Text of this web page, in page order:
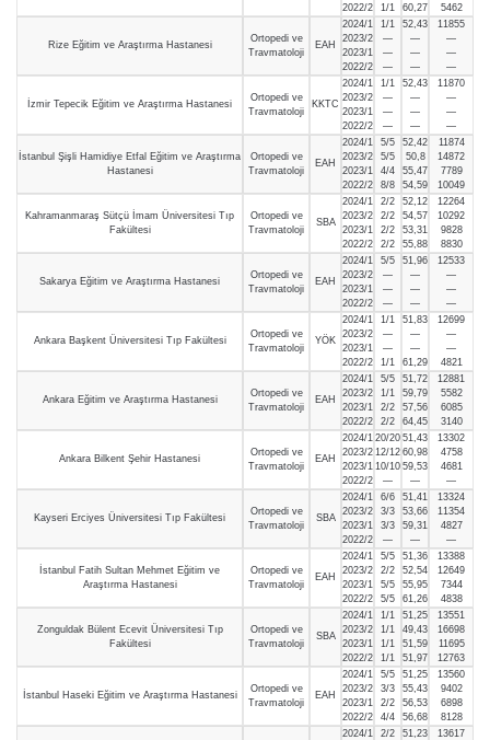
2022/2
1/1
60,27
5462
Rize Eğitim ve Araştırma Hastanesi
Ortopedi ve
Travmatoloji
EAH
2024/1
2023/2
2023/1
2022/2
1/1
—
—
—
52,43
—
—
—
11855
—
—
—
İzmir Tepecik Eğitim ve Araştırma Hastanesi
Ortopedi ve
Travmatoloji
KKTC
2024/1
2023/2
2023/1
2022/2
1/1
—
—
—
52,43
—
—
—
11870
—
—
—
İstanbul Şişli Hamidiye Etfal Eğitim ve Araştırma
Hastanesi
Ortopedi ve
Travmatoloji
EAH
2024/1
2023/2
2023/1
2022/2
5/5
5/5
4/4
8/8
52,42
50,8
55,47
54,59
11874
14872
7789
10049
Kahramanmaraş Sütçü İmam Üniversitesi Tıp
Fakültesi
Ortopedi ve
Travmatoloji
SBA
2024/1
2023/2
2023/1
2022/2
2/2
2/2
2/2
2/2
52,12
54,57
53,31
55,88
12264
10292
9828
8830
Sakarya Eğitim ve Araştırma Hastanesi
Ortopedi ve
Travmatoloji
EAH
2024/1
2023/2
2023/1
2022/2
5/5
—
—
—
51,96
—
—
—
12533
—
—
—
Ankara Başkent Üniversitesi Tıp Fakültesi
Ortopedi ve
Travmatoloji
YÖK
2024/1
2023/2
2023/1
2022/2
1/1
—
—
1/1
51,83
—
—
61,29
12699
—
—
4821
Ankara Eğitim ve Araştırma Hastanesi
Ortopedi ve
Travmatoloji
EAH
2024/1
2023/2
2023/1
2022/2
5/5
1/1
2/2
2/2
51,72
59,79
57,56
64,45
12881
5582
6085
3140
Ankara Bilkent Şehir Hastanesi
Ortopedi ve
Travmatoloji
EAH
2024/1
2023/2
2023/1
2022/2
20/20
12/12
10/10
—
51,43
60,98
59,53
—
13302
4758
4681
—
Kayseri Erciyes Üniversitesi Tıp Fakültesi
Ortopedi ve
Travmatoloji
SBA
2024/1
2023/2
2023/1
2022/2
6/6
3/3
3/3
—
51,41
53,66
59,31
—
13324
11354
4827
—
İstanbul Fatih Sultan Mehmet Eğitim ve
Araştırma Hastanesi
Ortopedi ve
Travmatoloji
EAH
2024/1
2023/2
2023/1
2022/2
5/5
2/2
5/5
5/5
51,36
52,54
55,95
61,26
13388
12649
7344
4838
Zonguldak Bülent Ecevit Üniversitesi Tıp
Fakültesi
Ortopedi ve
Travmatoloji
SBA
2024/1
2023/2
2023/1
2022/2
1/1
1/1
1/1
1/1
51,25
49,43
51,59
51,97
13551
16698
11695
12763
İstanbul Haseki Eğitim ve Araştırma Hastanesi
Ortopedi ve
Travmatoloji
EAH
2024/1
2023/2
2023/1
2022/2
5/5
3/3
2/2
4/4
51,25
55,43
56,53
56,68
13560
9402
6898
8128
2024/1
2/2
51,23
13617